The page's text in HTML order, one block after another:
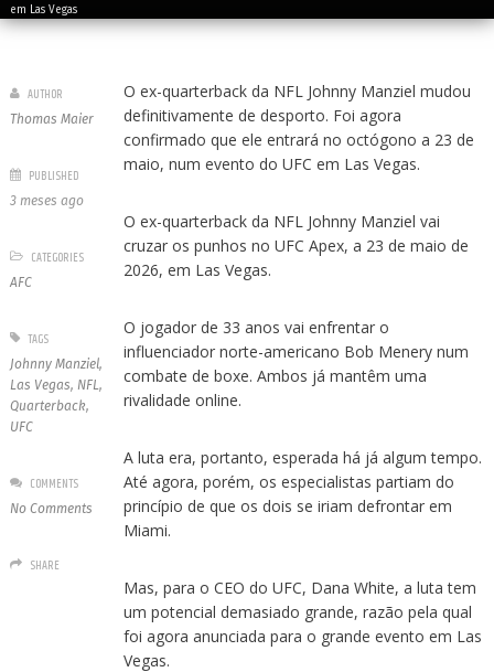
em Las Vegas
O ex-quarterback da NFL Johnny Manziel mudou
definitivamente de desporto. Foi agora
confirmado que ele entrará no octógono a 23 de
maio, num evento do UFC em Las Vegas.
O ex-quarterback da NFL Johnny Manziel vai
cruzar os punhos no UFC Apex, a 23 de maio de
2026, em Las Vegas.
O jogador de 33 anos vai enfrentar o
influenciador norte-americano Bob Menery num
combate de boxe. Ambos já mantêm uma
rivalidade online.
A luta era, portanto, esperada há já algum tempo.
Até agora, porém, os especialistas partiam do
princípio de que os dois se iriam defrontar em
Miami.
Mas, para o CEO do UFC, Dana White, a luta tem
um potencial demasiado grande, razão pela qual
foi agora anunciada para o grande evento em Las
Vegas.
AUTHOR
Thomas Maier
PUBLISHED
3 meses ago
CATEGORIES
AFC
TAGS
Johnny Manziel,
Las Vegas, NFL,
Quarterback,
UFC
COMMENTS
No Comments
SHARE